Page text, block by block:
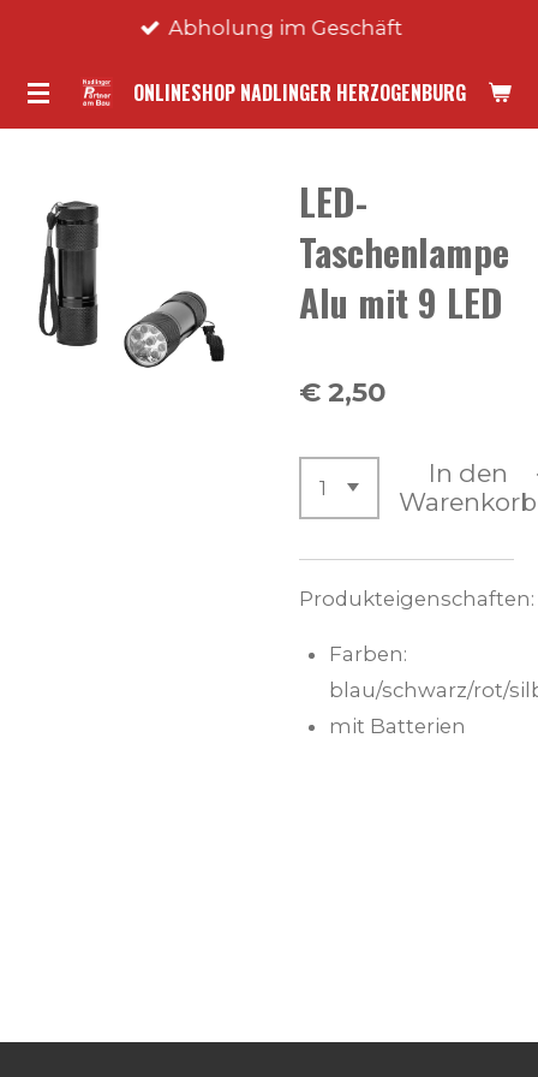
springen
ONLINESHOP NADLINGER HERZOGENBURG
Abholung im Geschäft
LED-
Taschenlampe
Alu mit 9 LED
€ 2,50
In den
Warenkorb
Produkteigenschaften:
Farben:
blau/schwarz/rot/
mit Batterien